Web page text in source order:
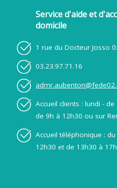
Service d'aide et
domicile
1 rue du Docteur Josso
03.23.97.71.16
Accueil clients : lundi -
de 9h à 12h30 ou sur
Accueil téléphonique :
12h30 et de 13h30 à 17h